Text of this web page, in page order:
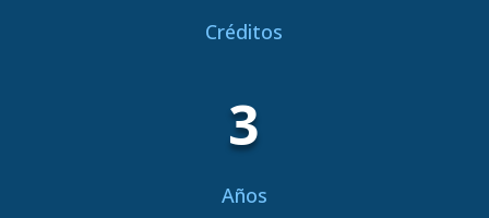
Créditos
3
Años